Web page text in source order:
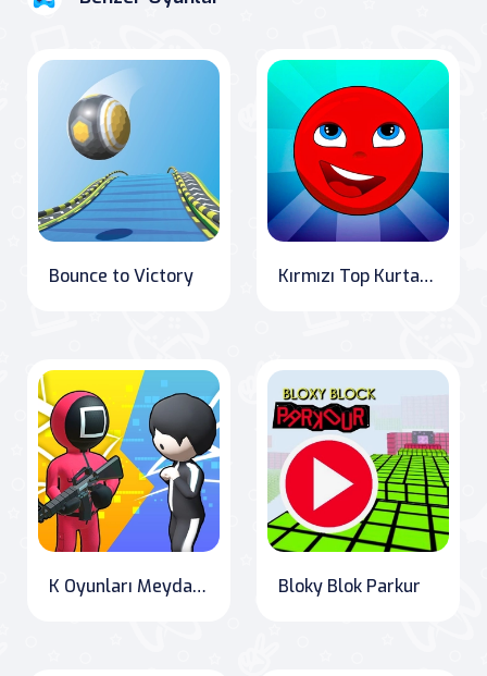
Bounce to Victory Kırmızı Top Kurtarmaya Geldi!
K Oyunları Meydan Okuması Bloky Blok Parkur